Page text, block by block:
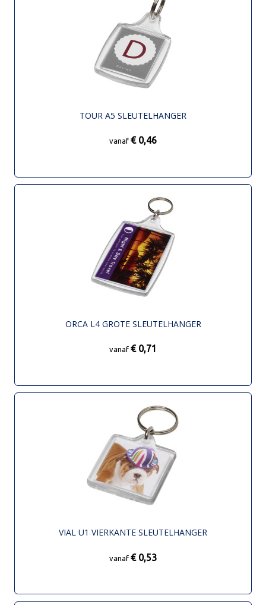
TOUR A5 SLEUTELHANGER
vanaf € 0,46
ORCA L4 GROTE SLEUTELHANGER
vanaf € 0,71
VIAL U1 VIERKANTE SLEUTELHANGER
vanaf € 0,53